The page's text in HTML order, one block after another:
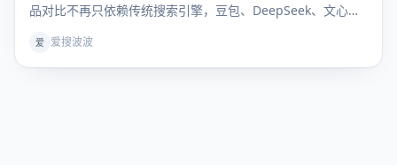
品对比不再只依赖传统搜索引擎，豆包、DeepSeek、文心一
GEO（生成式引擎优化）彻底解决“如何让AI主动推荐自家品
爱 爱搜波波